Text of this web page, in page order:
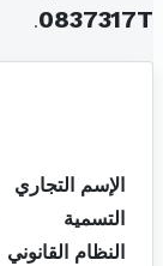
0837317T
.
الإسم التجاري
التسمية
النظام القانوني